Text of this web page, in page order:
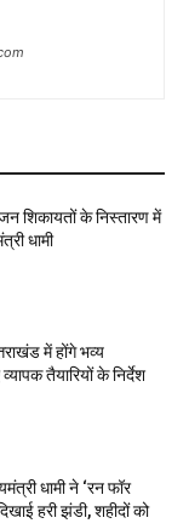
शिकायतों के निस्तारण में
धामी
में होंगे भव्य
तैयारियों के निर्देश
धामी ने ‘रन फॉर
हरी झंडी, शहीदों को